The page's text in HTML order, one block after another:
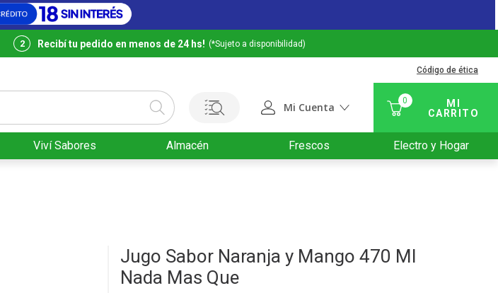
Recibí tu pedido en menos de 24 hs! (*Sujeto a disponibilidad)
Código de ética
Mi Cuenta
0
Viví Sabores Almacén Frescos Electro y Hogar
Jugo Sabor Naranja y Mango 470 Ml
Nada Mas Que